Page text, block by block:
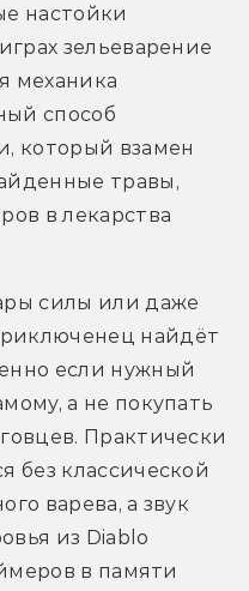
настойки
зельеварение
механика
способ
который взамен
травы,
в лекарства
силы или даже
найдёт
если нужный
а не покупать
Практически
без классической
варева, а звук
из Diablo
в памяти